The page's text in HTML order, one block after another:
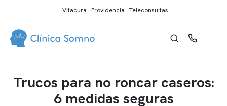
Vitacura · Providencia · Teleconsultas
Trucos para no roncar caseros:
6 medidas seguras